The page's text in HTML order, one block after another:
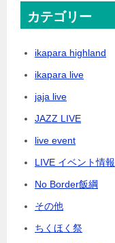
カテゴリー
ikapara highland
ikapara live
jaja live
JAZZ LIVE
live event
LIVE イベント情報
No Border飯綱
その他
ちくほく祭